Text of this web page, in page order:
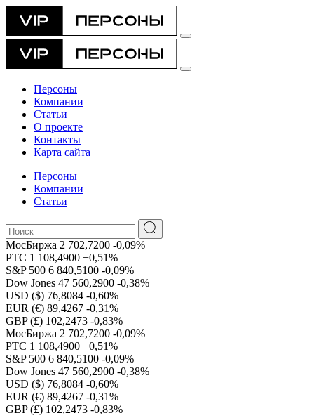
Персоны
Компании
Статьи
О проекте
Контакты
Карта сайта
Персоны
Компании
Статьи
МосБиржа 2 702,7200 -0,09%
РТС 1 108,4900 +0,51%
S&P 500 6 840,5100 -0,09%
Dow Jones 47 560,2900 -0,38%
USD ($) 76,8084 -0,60%
EUR (€) 89,4267 -0,31%
GBP (£) 102,2473 -0,83%
МосБиржа 2 702,7200 -0,09%
РТС 1 108,4900 +0,51%
S&P 500 6 840,5100 -0,09%
Dow Jones 47 560,2900 -0,38%
USD ($) 76,8084 -0,60%
EUR (€) 89,4267 -0,31%
GBP (£) 102,2473 -0,83%